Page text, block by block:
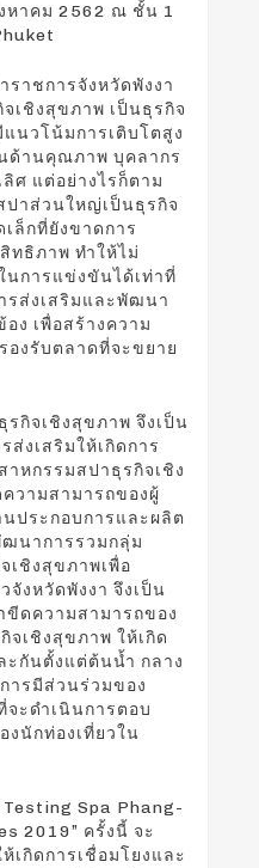
หาคม 2562 ณ ชั้น 1
าชการจังหวัดพังงา
เชิงสุขภาพ เป็นธุรกิจ
นวโน้มการเติบโตสูง
ด้านคุณภาพ บุคลากร
ศ แต่อย่างไรก็ตาม
ปาส่วนใหญ่เป็นธุรกิจ
ล็กที่ยังขาดการ
ทธิภาพ ทำให้ไม่
นการแข่งขันได้เท่าที่
รส่งเสริมและพัฒนา
ง เพื่อสร้างความ
องรับตลาดที่จะขยาย
รกิจเชิงสุขภาพ จึงเป็น
งเสริมให้เกิดการ
าหกรรมสปาธุรกิจเชิง
วามสามารถของผู้
ประกอบการและผลิต
นาการรวมกลุ่ม
เชิงสุขภาพเพื่อ
จังหวัดพังงา จึงเป็น
ดความสามารถของ
จเชิงสุขภาพ ให้เกิด
ะกันตั้งแต่ต้นน้ำ กลาง
ารมีส่วนร่วมของ
จะดำเนินการตอบ
งนักท่องเที่ยวใน
Spa Phang-
2019” ครั้งนี้ จะ
เกิดการเชื่อมโยงและ